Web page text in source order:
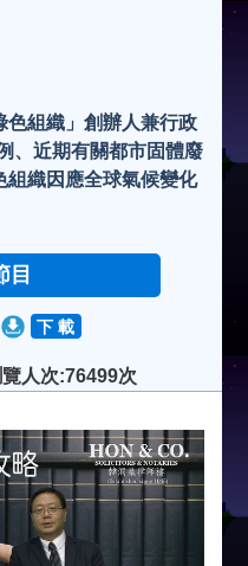
色組織」創辦人兼行政
、近期有關都市固體廢
組織因應全球氣候變化
目
下 載
人次:76499次